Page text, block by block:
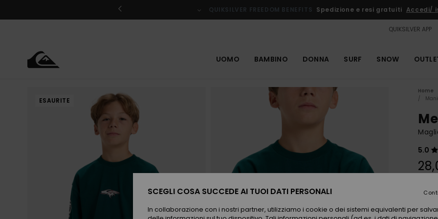
prodotto
QUIKSILVER FREEDOM BENEFITS Spedizione e resi gratuiti Accedi/
QUIKSILVER APP
UOMO BAMBINO DONNA SURF SNOW
ESAURITE
Home
5.0
Colori
SCEGLI COSA SUCCEDE AI TUOI DATI PERSONALI
In collaborazione con i nostri partner, utilizziamo i cookie o dei sistemi equivalenti per